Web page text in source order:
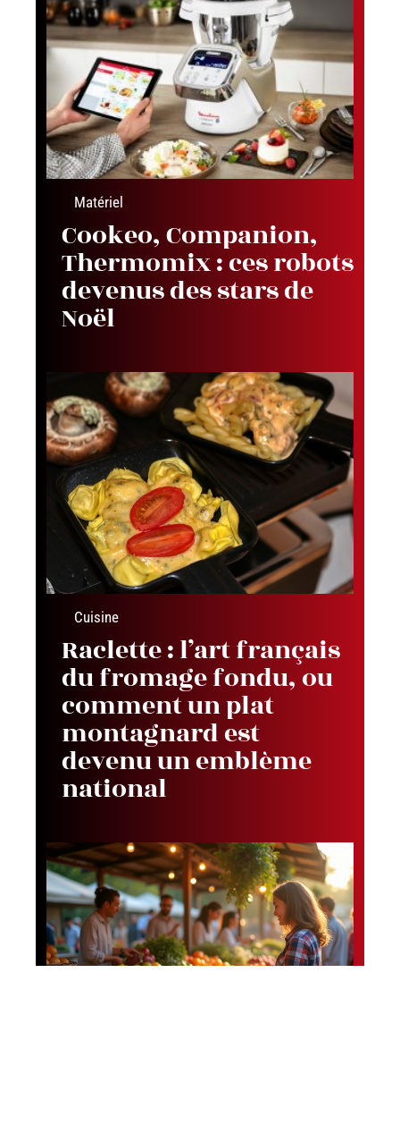
Matériel
Cookeo, Companion,
Thermomix : ces robots
devenus des stars de
Noël
Cuisine
Raclette : l’art français
du fromage fondu, ou
comment un plat
montagnard est
devenu un emblème
national